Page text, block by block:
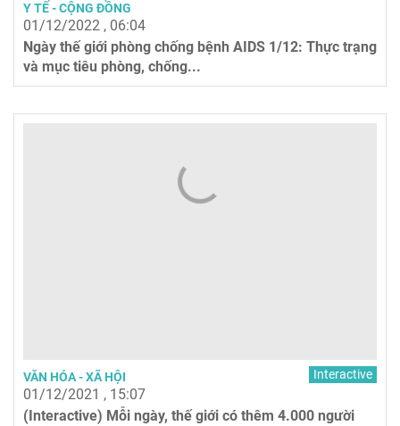
Y TẾ - CỘNG ĐỒNG
01/12/2022 , 06:04
Ngày thế giới phòng chống bệnh AIDS 1/12: Thực trạng
và mục tiêu phòng, chống...
VĂN HÓA - XÃ HỘI Interactive
01/12/2021 , 15:07
(Interactive) Mỗi ngày, thế giới có thêm 4.000 người